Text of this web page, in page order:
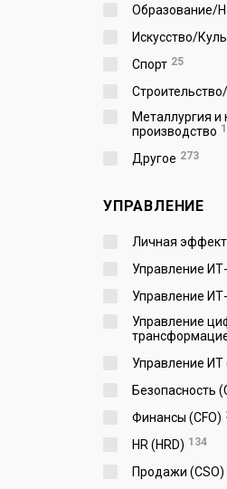
Образование/
Искусство/
Спорт 25
Металлургия и
производство
Другое 273
УПРАВЛЕНИЕ
Личная
Управление
Управление
Управление
Управление ИТ
Безопасность
Финансы (CFO)
HR (HRD) 134
Продажи (CSO)